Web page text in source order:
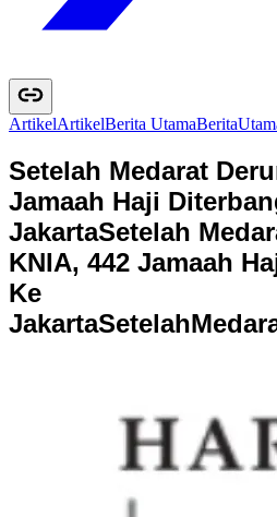
ArtikelArtikelBerita UtamaBeritaUtam
Setelah Medarat
Jamaah Haji
JakartaSetelah
KNIA, 442 Jamaah
Ke
JakartaSetelahMedar